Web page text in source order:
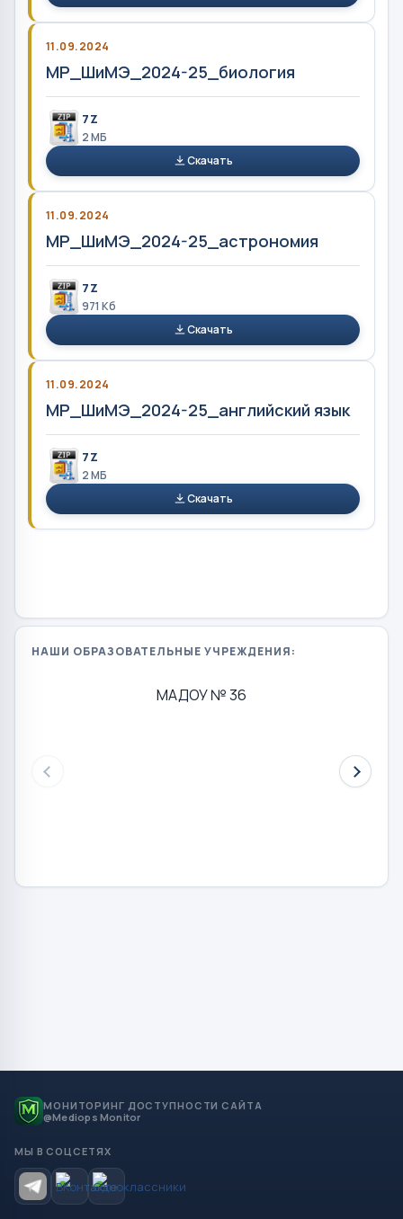
11.09.2024
МР_ШиМЭ_2024-25_биология
7Z
2 MБ
Скачать
11.09.2024
МР_ШиМЭ_2024-25_астрономия
7Z
971 Кб
Скачать
11.09.2024
МР_ШиМЭ_2024-25_английский язык
7Z
2 MБ
Скачать
НАШИ ОБРАЗОВАТЕЛЬНЫЕ УЧРЕЖДЕНИЯ:
МАДОУ № 36
МОНИТОРИНГ ДОСТУПНОСТИ САЙТА
@Mediops Monitor
МЫ В СОЦСЕТЯХ